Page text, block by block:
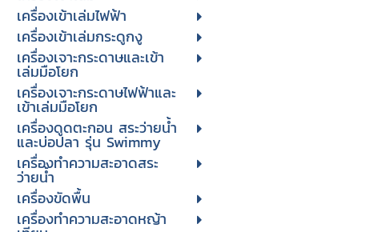
เครื่องเข้าเล่มไฟฟ้า
เครื่องเข้าเล่มกระดูกงู
เครื่องเจาะกระดาษและเข้า
เล่มมือโยก
เครื่องเจาะกระดาษไฟฟ้าและ
เข้าเล่มมือโยก
เครื่องดูดตะกอน สระว่ายน้ำ
และบ่อปลา รุ่น Swimmy
เครื่องทำความสะอาดสระ
ว่ายน้ำ
เครื่องขัดพื้น
เครื่องทำความสะอาดหญ้า